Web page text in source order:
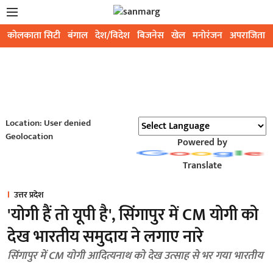
कोलकाता सिटी बंगाल देश/विदेश बिजनेस खेल मनोरंजन अपराजिता
Location: User denied
Geolocation
Powered by
Translate
उत्तर प्रदेश
'योगी हैं तो यूपी है', सिंगापुर में CM योगी को
देख भारतीय समुदाय ने लगाए नारे
सिंगापुर में CM योगी आदित्यनाथ को देख उत्साह से भर गया भारतीय